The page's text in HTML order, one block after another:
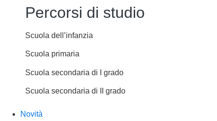
Percorsi di studio
Scuola dell’infanzia
Scuola primaria
Scuola secondaria di I grado
Scuola secondaria di II grado
Novità